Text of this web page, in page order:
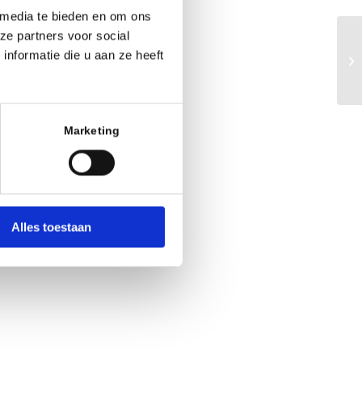
te bieden en om ons
partners voor social
die u aan ze heeft
Marketing
Alles toestaan